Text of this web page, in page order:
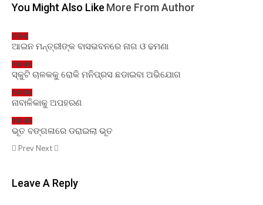
You Might Also Like More From Author
ଓଡ଼ିଶା
ଆଇନ ମନ୍ତ୍ରୀଙ୍କ ବାସଭବନରେ ନାଗ ଓ ଢମଣା
ଅପରାଧ
ସ୍କୁଟି ଚାଳକକୁ ରୋକି ମନିପ୍ରସ ଛଡାଇବା ଅଭିଯୋଗ
ଅପରାଧ
ନାବାଳିକାକୁ ଅପହରଣ
ଅପରାଧ
ଭୂତ ବଙ୍ଗଳାରେ ଡରାଇଲା ଭୂତ
PrevNext
Leave A Reply